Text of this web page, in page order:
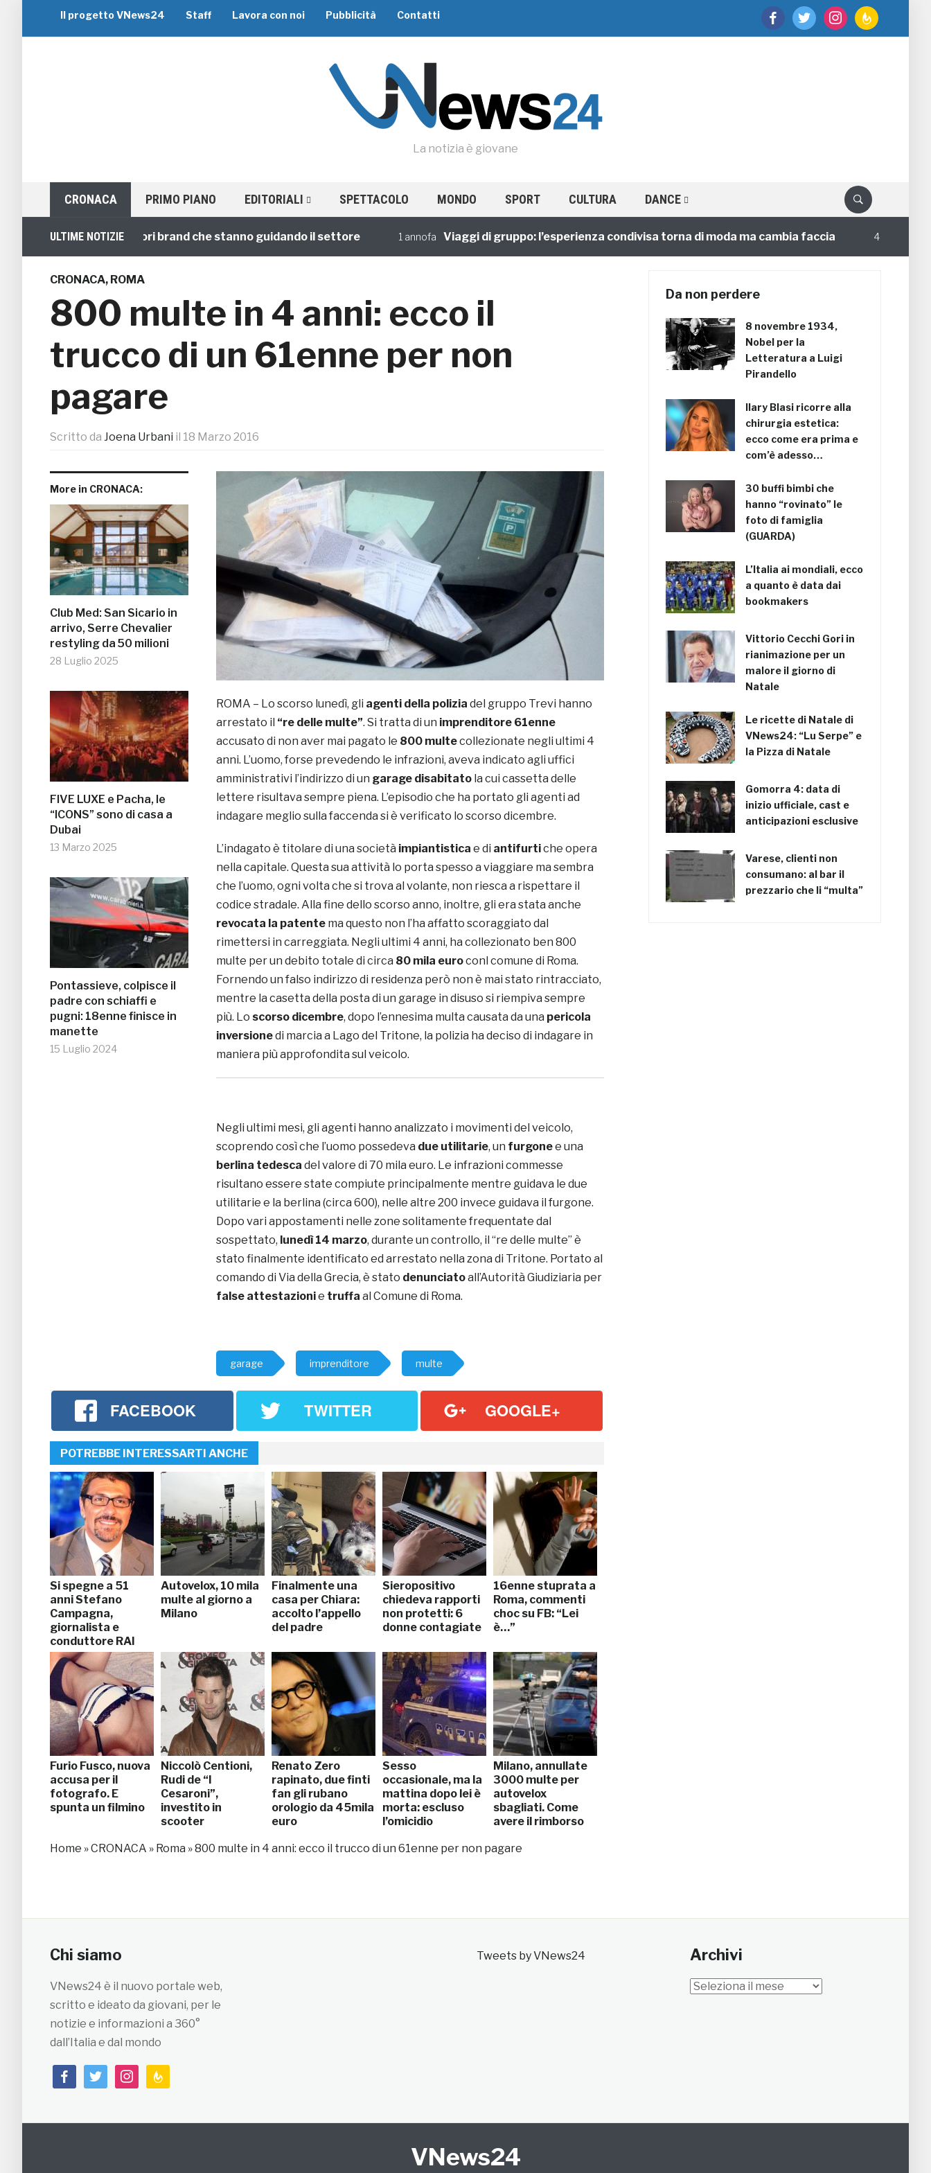
facebooktwitter instagramfeedburner
Il progetto VNews24 Staff Lavora con noi Pubblicità Contatti
La notizia è giovane
CRONACA PRIMO PIANO EDITORIALI SPETTACOLO MONDO SPORT CULTURA DANCE
ULTIME NOTIZIE
di Gruppo: i 5 migliori brand che stanno guidando il settore 1 annofa Viaggi di gruppo: l’esperienza condivisa torna di moda ma cambia faccia 4 annifa
CRONACA, ROMA
800 multe in 4 anni: ecco il
trucco di un 61enne per non
pagare
Scritto da Joena Urbani il 18 Marzo 2016
More in CRONACA:
Club Med: San Sicario in
arrivo, Serre Chevalier
restyling da 50 milioni
28 Luglio 2025
FIVE LUXE e Pacha, le
“ICONS” sono di casa a
Dubai
13 Marzo 2025
Pontassieve, colpisce il
padre con schiaffi e
pugni: 18enne finisce in
manette
15 Luglio 2024
ROMA – Lo scorso lunedì, gli agenti della polizia del gruppo Trevi hanno
arrestato il “re delle multe”. Si tratta di un imprenditore 61enne
accusato di non aver mai pagato le 800 multecollezionate negli ultimi 4
anni. L’uomo, forse prevedendo le infrazioni, aveva indicato agli uffici
amministrativi l’indirizzo di un garage disabitato la cui cassetta delle
lettere risultava sempre piena. L’episodio che ha portato gli agenti ad
indagare meglio sulla faccenda si è verificato lo scorso dicembre.
L’indagato è titolare di una società impiantistica e di antifurtiche opera
nella capitale. Questa sua attività lo porta spesso a viaggiare ma sembra
che l’uomo, ogni volta che si trova al volante, non riesca a rispettare il
codice stradale. Alla fine dello scorso anno, inoltre, gli era stata anche
revocata la patente ma questo non l’ha affatto scoraggiato dal
rimettersi in carreggiata. Negli ultimi 4 anni, ha collezionato ben 800
multe per un debito totale di circa 80 mila euroconl comune di Roma.
Fornendo un falso indirizzo di residenza però non è mai stato rintracciato,
mentre la casetta della posta di un garage in disuso si riempiva sempre
più. Lo scorso dicembre, dopo l’ennesima multa causata da una pericola
inversionedi marcia a Lago del Tritone, la polizia ha deciso di indagare in
maniera più approfondita sul veicolo.
Negli ultimi mesi, gli agenti hanno analizzato i movimenti del veicolo,
scoprendo così che l’uomo possedeva due utilitarie, un furgonee una
berlina tedesca del valore di 70 mila euro. Le infrazioni commesse
risultano essere state compiute principalmente mentre guidava le due
utilitarie e la berlina (circa 600), nelle altre 200 invece guidava il furgone.
Dopo vari appostamenti nelle zone solitamente frequentate dal
sospettato, lunedì 14 marzo, durante un controllo, il “re delle multe” è
stato finalmente identificato ed arrestato nella zona di Tritone. Portato al
comando di Via della Grecia, è stato denunciatoall’Autorità Giudiziaria per
false attestazionie truffa al Comune di Roma.
garage imprenditore multe
FACEBOOK TWITTER GOOGLE+
POTREBBE INTERESSARTI ANCHE
Si spegne a 51
anni Stefano
Campagna,
giornalista e
conduttore RAI
Autovelox, 10 mila
multe al giorno a
Milano
Finalmente una
casa per Chiara:
accolto l’appello
del padre
Sieropositivo
chiedeva rapporti
non protetti: 6
donne contagiate
16enne stuprata a
Roma, commenti
choc su FB: “Lei
è…”
Furio Fusco, nuova
accusa per il
fotografo. E
spunta un filmino
Niccolò Centioni,
Rudi de “I
Cesaroni”,
investito in
scooter
Renato Zero
rapinato, due finti
fan gli rubano
orologio da 45mila
euro
Sesso
occasionale, ma la
mattina dopo lei è
morta: escluso
l’omicidio
Milano, annullate
3000 multe per
autovelox
sbagliati. Come
avere il rimborso
Home »CRONACA » Roma »800 multe in 4 anni: ecco il trucco di un 61enne per non pagare
Da non perdere
8 novembre 1934,
Nobel per la
Letteratura a Luigi
Pirandello
Ilary Blasi ricorre alla
chirurgia estetica:
ecco come era prima e
com’è adesso…
30 buffi bimbi che
hanno “rovinato” le
foto di famiglia
(GUARDA)
L’Italia ai mondiali, ecco
a quanto è data dai
bookmakers
Vittorio Cecchi Gori in
rianimazione per un
malore il giorno di
Natale
Le ricette di Natale di
VNews24: “Lu Serpe” e
la Pizza di Natale
Gomorra 4: data di
inizio ufficiale, cast e
anticipazioni esclusive
Varese, clienti non
consumano: al bar il
prezzario che li “multa”
Chi siamo
VNews24 è il nuovo portale web,
scritto e ideato da giovani, per le
notizie e informazioni a 360°
dall’Italia e dal mondo
facebooktwitterinstagramfeedburner
Tweets by VNews24 Archivi
Archivi
VNews24